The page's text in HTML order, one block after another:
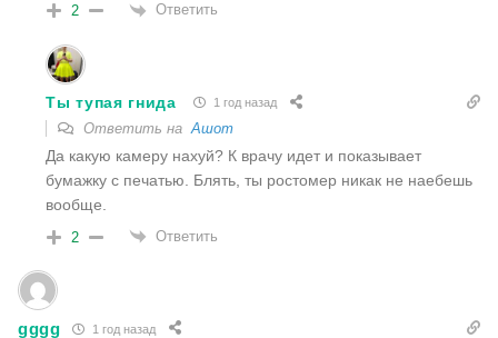
2 Ответить
Ты тупая гнида 1 год назад
Ответить на Ашот
Да какую камеру нахуй? К врачу идет и показывает
бумажку с печатью. Блять, ты ростомер никак не наебешь
вообще.
2 Ответить
gggg 1 год назад